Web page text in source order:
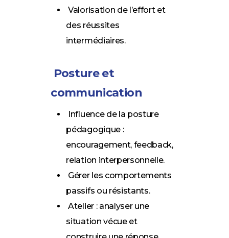
Valorisation de l’effort et
des réussites
intermédiaires.
Posture et
communication
Influence de la posture
pédagogique :
encouragement, feedback,
relation interpersonnelle.
Gérer les comportements
passifs ou résistants.
Atelier : analyser une
situation vécue et